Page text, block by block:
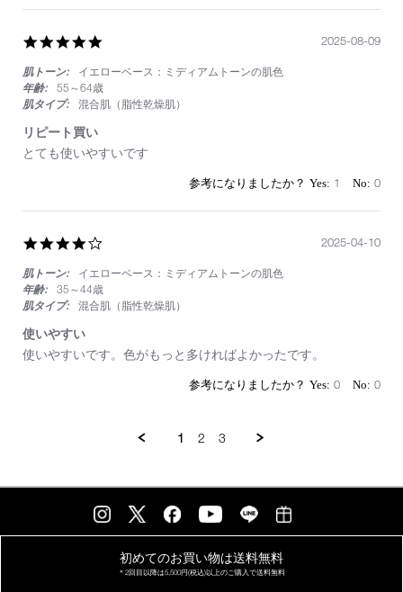
塗
と
持
ち
良
rating
肌トーン:
イエローベース：ミディアムトーンの肌色
年齢:
55～64歳
肌タイプ:
混合肌（脂性乾燥肌）
リピート買い
Review
Aug
review
ー
買
とても使いやすいです
2025-08-09
1 0
rating
肌トーン:
イエローベース：ミディアムトーンの肌色
年齢:
35～44歳
肌タイプ:
混合肌（脂性乾燥肌）
使いやすい
Review
review
使いやすいです。色がもっと多ければよかったです。
2025-04-10
0 0
1 2 3
初めてのお買い物は送料無料
＊2回目以降は5,500円(税込)以上の ご購入で送料無料